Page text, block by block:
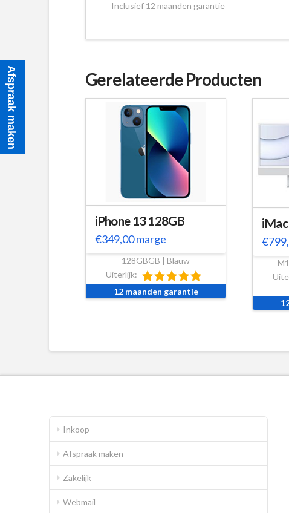
Inclusief 12 maanden garantie
Gerelateerde Producten
iPhone 13 128GB
€349,00marge
128GBGB | Blauw
Uiterlijk:
12 maanden garantie
€
Inkoop
Afspraak maken
Zakelijk
Webmail
Afspraak maken